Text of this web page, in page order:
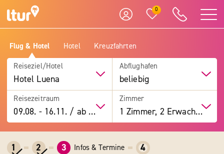
0
Flug & Hotel Hotel Kreuzfahrten
Reiseziel/Hotel
Hotel Luena
Abflughafen
beliebig
Reisezeitraum
09.08. -16.11. / ab 7 Tage
Zimmer
1 Zimmer, 2 Erwachsene
1 2 3 Infos & Termine 4